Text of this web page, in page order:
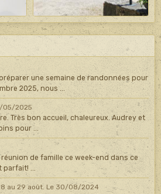
une semaine de randonnées pour
2025, nous ...
05/2025
Très bon accueil, chaleureux. Audrey et
pour ...
de famille ce week-end dans ce
parfait! ...
au 29 août. Le 30/08/2024